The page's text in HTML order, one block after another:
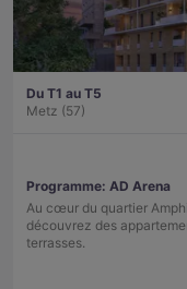
Du T1 au T5
Metz (57)
Programme: AD Arena
Au cœur du quartier
découvrez des
terrasses.